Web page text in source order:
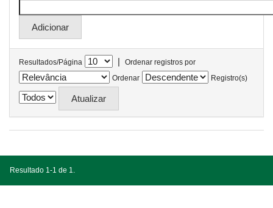
Resultados/Página |
Ordenar registros por
Ordenar
Registro(s)
Resultado 1-1 de 1.